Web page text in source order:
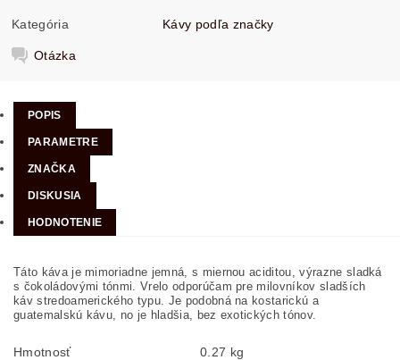
Kategória Kávy podľa značky
Otázka
POPIS
PARAMETRE
ZNAČKA
DISKUSIA
HODNOTENIE
Táto káva je mimoriadne jemná, s miernou aciditou, výrazne sladká
s čokoládovými tónmi. Vrelo odporúčam pre milovníkov sladších
káv stredoamerického typu. Je podobná na kostarickú a
guatemalskú kávu, no je hladšia, bez exotických tónov.
Hmotnosť 0.27 kg